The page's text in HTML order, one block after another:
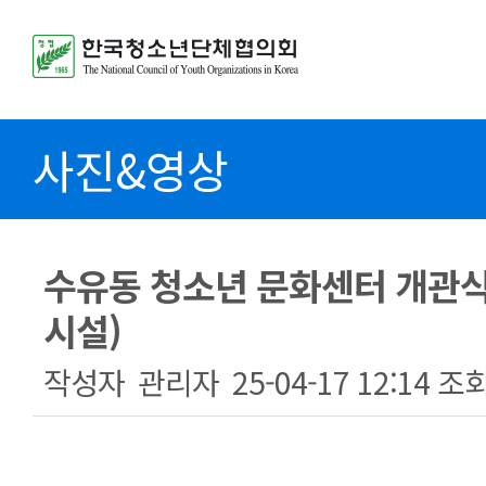
사진&영상
수유동 청소년 문화센터 개관
시설)
작성자 관리자 25-04-17 12:14 조